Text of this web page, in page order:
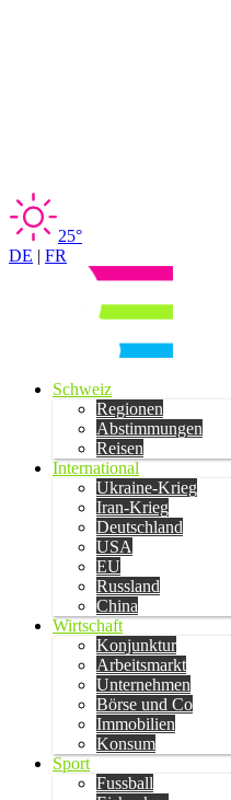
25°
DE | FR
Schweiz
Regionen
Abstimmungen
Reisen
International
Ukraine-Krieg
Iran-Krieg
Deutschland
USA
EU
Russland
China
Wirtschaft
Konjunktur
Arbeitsmarkt
Unternehmen
Börse und Co
Immobilien
Konsum
Sport
Fussball